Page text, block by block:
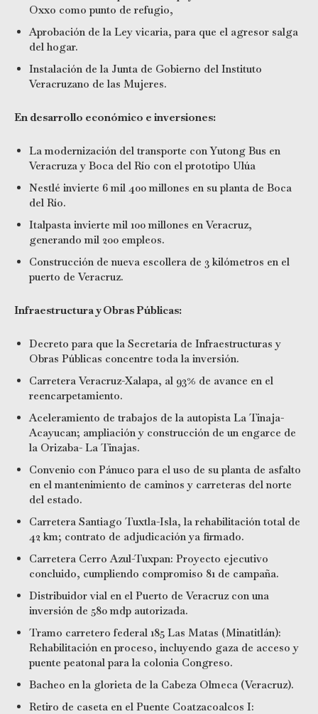
Oxxo como punto de refugio,
Aprobación de la Ley vicaria, para que el agresor salga
del hogar.
Instalación de la Junta de Gobierno del Instituto
Veracruzano de las Mujeres.
En desarrollo económico e inversiones:
La modernización del transporte con Yutong Bus en
Veracruza y Boca del Río con el prototipo Ulúa
Nestlé invierte 6 mil 400 millones en su planta de Boca
del Río.
Italpasta invierte mil 100 millones en Veracruz,
generando mil 200 empleos.
Construcción de nueva escollera de 3 kilómetros en el
puerto de Veracruz.
Infraestructura y Obras Públicas:
Decreto para que la Secretaría de Infraestructuras y
Obras Públicas concentre toda la inversión.
Carretera Veracruz-Xalapa, al 93% de avance en el
reencarpetamiento.
Aceleramiento de trabajos de la autopista La Tinaja-
Acayucan; ampliación y construcción de un engarce de
la Orizaba- La Tinajas.
Convenio con Pánuco para el uso de su planta de asfalto
en el mantenimiento de caminos y carreteras del norte
del estado.
Carretera Santiago Tuxtla-Isla, la rehabilitación total de
42 km; contrato de adjudicación ya firmado.
Carretera Cerro Azul-Tuxpan: Proyecto ejecutivo
concluido, cumpliendo compromiso 81 de campaña.
Distribuidor vial en el Puerto de Veracruz con una
inversión de 580 mdp autorizada.
Tramo carretero federal 185 Las Matas (Minatitlán):
Rehabilitación en proceso, incluyendo gaza de acceso y
puente peatonal para la colonia Congreso.
Bacheo en la glorieta de la Cabeza Olmeca (Veracruz).
Retiro de caseta en el Puente Coatzacoalcos I: